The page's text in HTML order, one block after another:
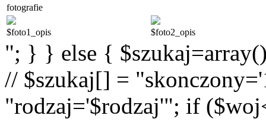
fotografie
$foto1_opis $foto2_opis
"; } } else {
// $szukaj[] =
"rodzaj='$rodzaj'"; if